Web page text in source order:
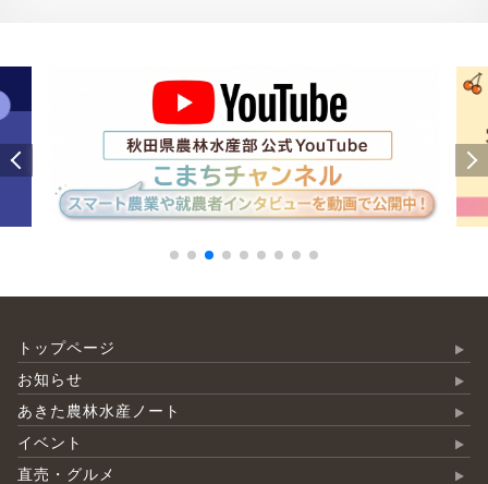
トップページ
お知らせ
あきた農林水産ノート
イベント
直売・グルメ